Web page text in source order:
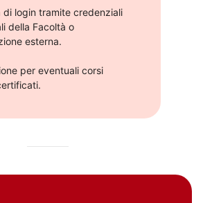
di login tramite credenziali
della Facoltà o
esterna.​
per eventuali corsi